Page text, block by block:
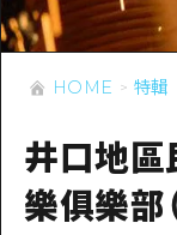
活動
有
HOME 特輯
井口地區
樂俱樂部